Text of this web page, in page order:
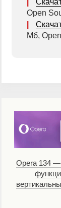
Open
Мб,
Opera 134